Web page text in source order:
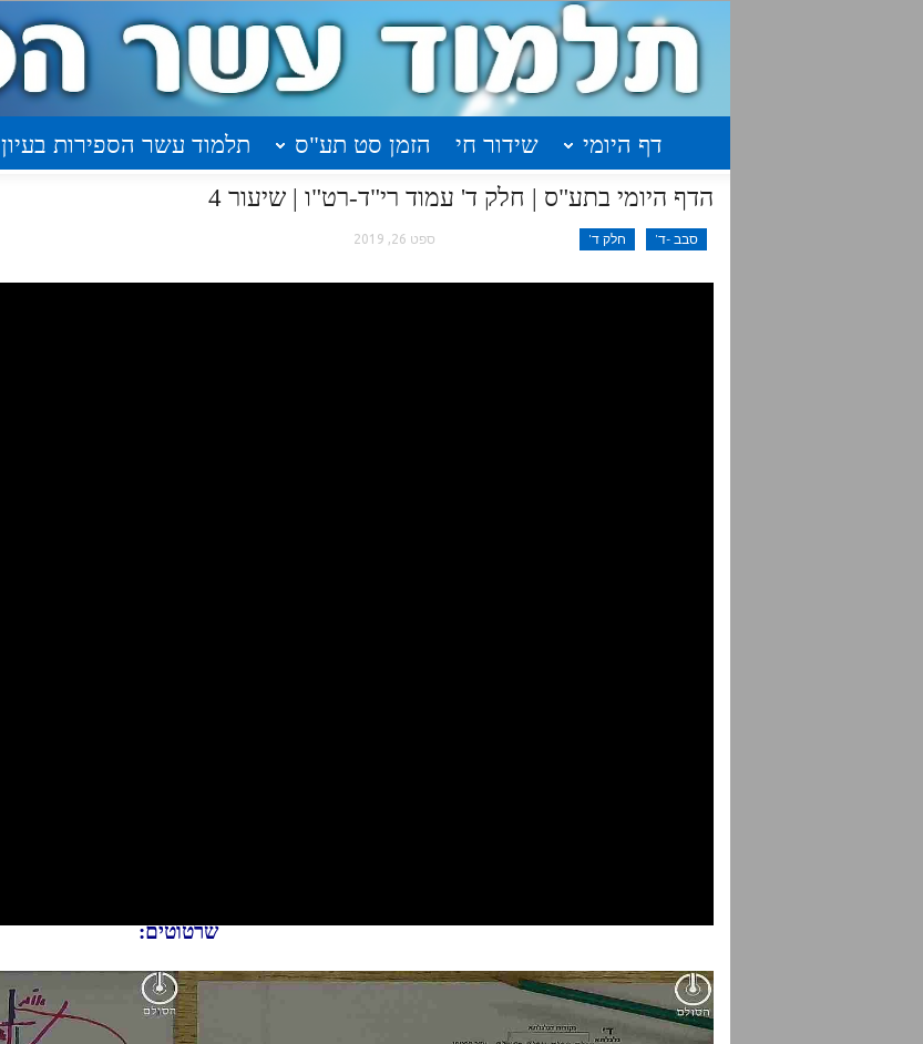
דף היומי שידור חי הזמן סט תע"ס תלמוד עשר הספירות בעיון
הדף היומי בתע"ס | חלק ד' עמוד רי"ד-רט"ו | שיעור 4
סבב -ד' חלק ד' ספט 26, 2019
שרטוטים: